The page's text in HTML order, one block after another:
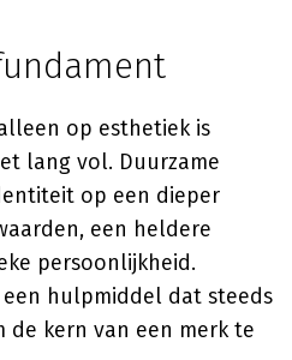
op esthetiek is
lang vol. Duurzame
op een dieper
een heldere
persoonlijkheid.
hulpmiddel dat steeds
de kern van een merk te